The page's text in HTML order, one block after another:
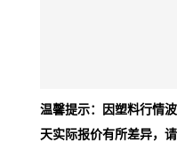
温馨提示：因塑料行情
天实际报价有所差异，